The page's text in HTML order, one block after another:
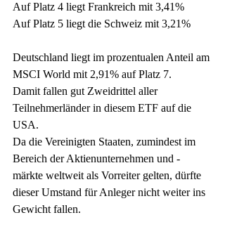
Auf Platz 4 liegt Frankreich mit 3,41%
Auf Platz 5 liegt die Schweiz mit 3,21%
Deutschland liegt im prozentualen Anteil am
MSCI World mit 2,91% auf Platz 7.
Damit fallen gut Zweidrittel aller
Teilnehmerländer in diesem ETF auf die
USA.
Da die Vereinigten Staaten, zumindest im
Bereich der Aktienunternehmen und -
märkte weltweit als Vorreiter gelten, dürfte
dieser Umstand für Anleger nicht weiter ins
Gewicht fallen.